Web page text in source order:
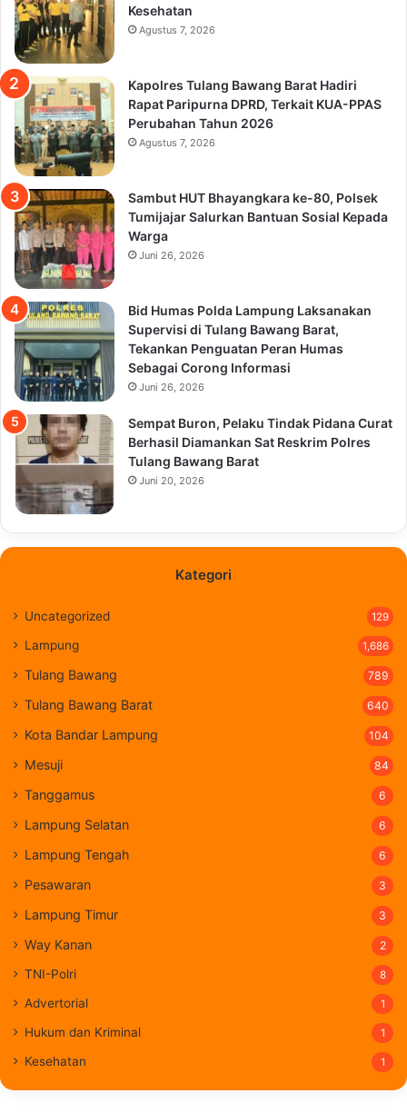
Kesehatan
Agustus 7, 2026
Kapolres Tulang Bawang Barat Hadiri
Rapat Paripurna DPRD, Terkait KUA-PPAS
Perubahan Tahun 2026
Agustus 7, 2026
Sambut HUT Bhayangkara ke-80, Polsek
Tumijajar Salurkan Bantuan Sosial Kepada
Warga
Juni 26, 2026
Bid Humas Polda Lampung Laksanakan
Supervisi di Tulang Bawang Barat,
Tekankan Penguatan Peran Humas
Sebagai Corong Informasi
Juni 26, 2026
Sempat Buron, Pelaku Tindak Pidana Curat
Berhasil Diamankan Sat Reskrim Polres
Tulang Bawang Barat
Juni 20, 2026
Kategori
Uncategorized 129
Lampung 1,686
Tulang Bawang 789
Tulang Bawang Barat 640
Kota Bandar Lampung 104
Mesuji 84
Tanggamus 6
Lampung Selatan 6
Lampung Tengah 6
Pesawaran 3
Lampung Timur 3
Way Kanan 2
TNI-Polri 8
Advertorial 1
Hukum dan Kriminal 1
Kesehatan 1